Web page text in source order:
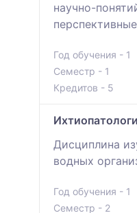
научно-
Год обучения - 1
Семестр - 1
Кредитов - 5
Дисциплина
водных
Год обучения - 1
Семестр - 2